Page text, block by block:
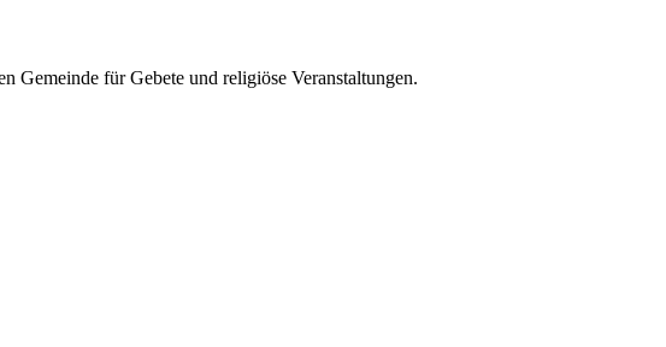
Gemeinde für Gebete und religiöse Veranstaltungen.